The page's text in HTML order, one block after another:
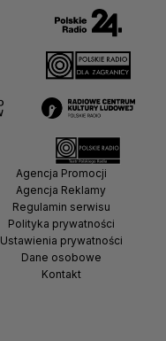
Agencja Promocji
Agencja Reklamy
Regulamin serwisu
Polityka prywatności
Ustawienia prywatności
Dane osobowe
Kontakt